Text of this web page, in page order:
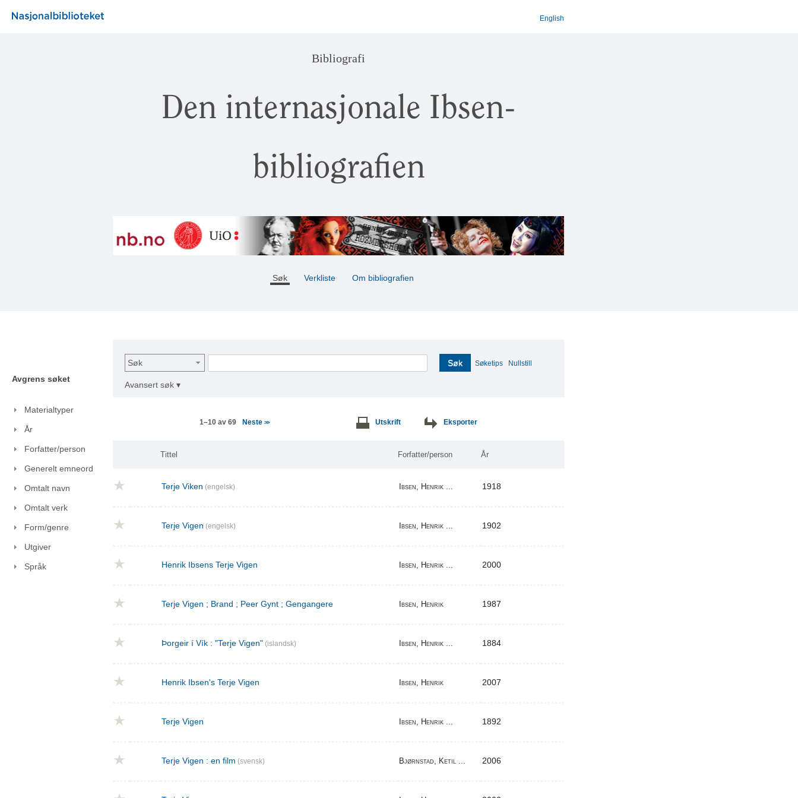
English
Bibliografi
Den internasjonale Ibsen-
bibliografien
Søk Verkliste Om bibliografien
Avgrens søket
Materialtyper
År
Forfatter/person
Generelt emneord
Omtalt navn
Omtalt verk
Form/genre
Utgiver
Språk
Søk Søk Søketips Nullstill
Avansert søk ▾
1–10 av 69 Neste>> Utskrift Eksporter
Tittel Forfatter/person År
Terje Viken (engelsk) Ibsen, Henrik ... 1918
Terje Vigen (engelsk) Ibsen, Henrik ... 1902
Henrik Ibsens Terje Vigen Ibsen, Henrik ... 2000
Terje Vigen ; Brand ; Peer Gynt ; Gengangere Ibsen, Henrik 1987
Þorgeir í Vík : "Terje Vigen" (islandsk) Ibsen, Henrik ... 1884
Henrik Ibsen's Terje Vigen Ibsen, Henrik 2007
Terje Vigen Ibsen, Henrik ... 1892
Terje Vigen : en film (svensk) Bjørnstad, Ketil ... 2006